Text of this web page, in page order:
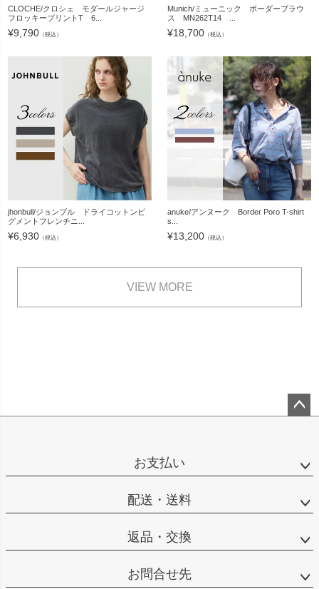
CLOCHE/クロシェ モダールジャージ
フロッキープリントT 6...
¥9,790 （税込）
Munich/ミューニック ボーダーブラウ
ス MN262T14 ...
¥18,700 （税込）
jhonbull/ジョンブル ドライコットンピ
グメントフレンチニ...
¥6,930 （税込）
anuke/アンヌーク Border Poro T-shirt
s...
¥13,200 （税込）
VIEW MORE
お支払い
配送・送料
返品・交換
お問合せ先